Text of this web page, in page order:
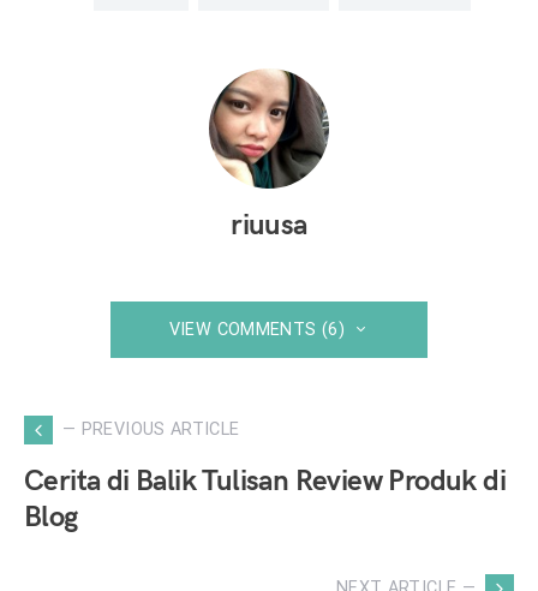
riuusa
VIEW COMMENTS (6)
— PREVIOUS ARTICLE
Cerita di Balik Tulisan Review Produk di
Blog